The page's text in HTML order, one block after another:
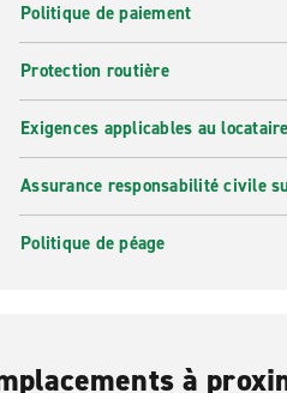
Politique de paiement
Protection routière
Exigences applicables au locataire
Assurance responsabilité civile
Politique de péage
à